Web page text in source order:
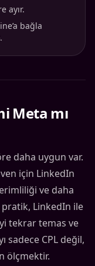
ayır.
bağla
Meta mı
daha uygun var.
için LinkedIn
ve daha
LinkedIn ile
tekrar temas ve
sadece CPL değil,
ölçmektir.